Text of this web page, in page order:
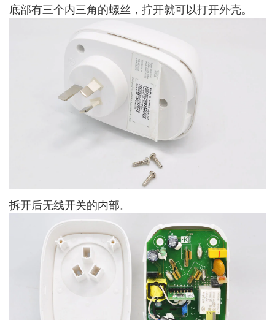
底部有三个内三角的螺丝，拧开就可以打开外壳。
拆开后无线开关的内部。